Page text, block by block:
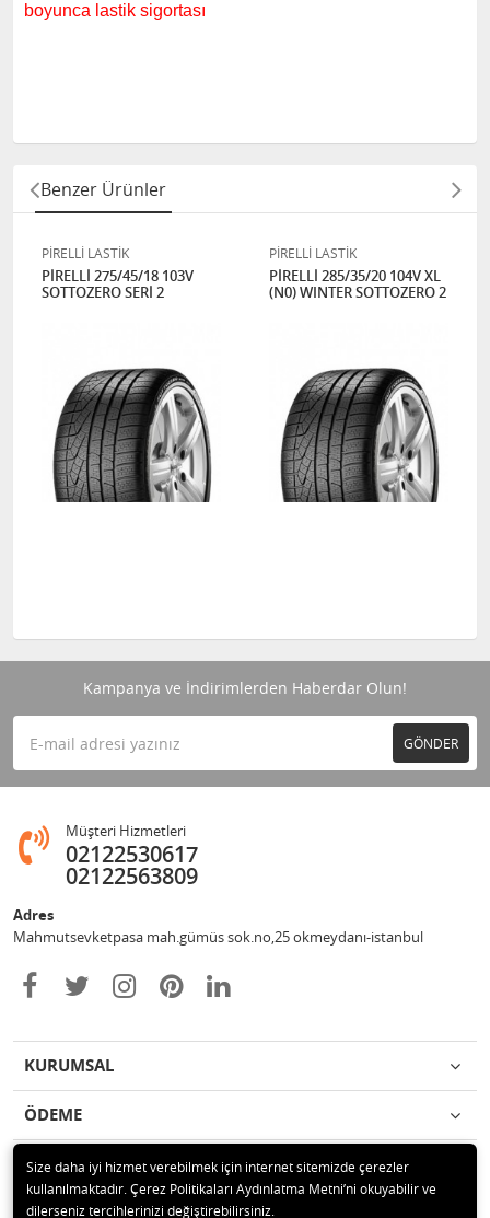
boyunca lastik sigortası
Benzer Ürünler
PİRELLİ LASTİK
PİRELLİ 275/45/18 103V
SOTTOZERO SERİ 2
PİRELLİ LASTİK
PİRELLİ 285/35/20 104V XL
(N0) WINTER SOTTOZERO 2
Kampanya ve İndirimlerden Haberdar Olun!
GÖNDER
Müşteri Hizmetleri
02122530617
02122563809
Adres
Mahmutsevketpasa mah.gümüs sok.no,25 okmeydanı-istanbul
KURUMSAL
ÖDEME
İLETİŞİM
Size daha iyi hizmet verebilmek için internet sitemizde çerezler
kullanılmaktadır. Çerez Politikaları Aydınlatma Metni’ni okuyabilir ve
dilerseniz tercihlerinizi değiştirebilirsiniz.